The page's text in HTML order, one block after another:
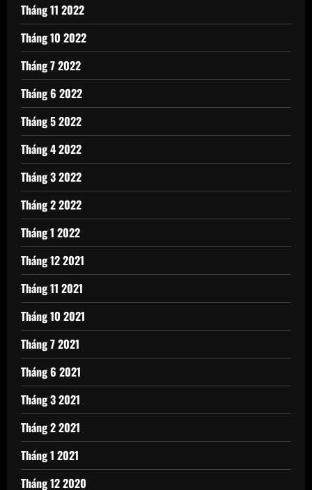
Tháng 11 2022
Tháng 10 2022
Tháng 7 2022
Tháng 6 2022
Tháng 5 2022
Tháng 4 2022
Tháng 3 2022
Tháng 2 2022
Tháng 1 2022
Tháng 12 2021
Tháng 11 2021
Tháng 10 2021
Tháng 7 2021
Tháng 6 2021
Tháng 3 2021
Tháng 2 2021
Tháng 1 2021
Tháng 12 2020